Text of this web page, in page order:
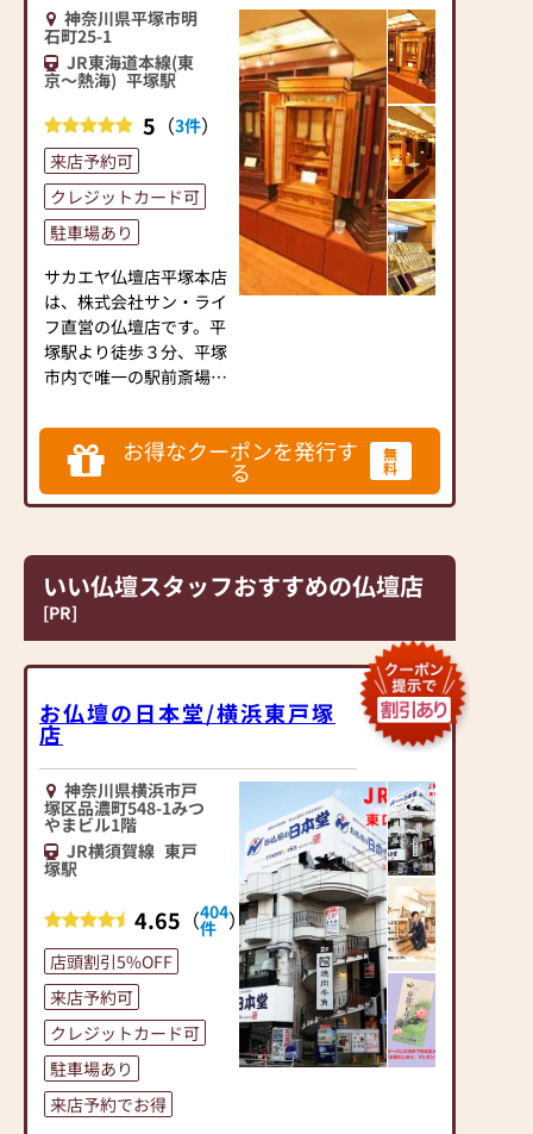
協同開発で、現代の住宅
にあったモダンなお仏壇
を作っています。他にも
と作り上げたお仏壇コレ
クションがあり、祈る人
と偲ぶ人をつなぐ新しい
カタチを提案します。
≪はせがわ店舗サービス
のご案内≫
●仏壇・仏具・お墓・相
続・遺品整理のご相談
●ご来店予約(ページ内
の「来店予約ボタン」か
●お電話(ご相談や商品
のご注文を承ります。お
電話時に「いい仏壇を見
た」とお伝えください)
スタッフがご相談や商品
ご購入のお手続きを致し
ます)
「仏壇や仏具をお探しで
したら、ぜひお仏壇のは
せがわにお越しくださ
い。当店は幅広い品揃え
とリーズナブルな価格で
お客様をお迎えしていま
す。
仏壇には様々な種類がご
ざいます。伝統的な木製
の仏壇やモダンなデザイ
ンの仏壇、またコンパク
トなサイズの仏壇など、
お客様のご要望に合わせ
て選ぶことができます。
仏壇の素材や彫刻、仏像
の種類も豊富にご用意し
ておりますので、心から
殿などの工芸品などがご
ざいます。仏像・具足も
100点以上取り揃えてあ
ります。
質感をぜひ実物大でお確
かめ下さい。
【修理】 無料見積承り
中！
安心・老舗の日本堂へお
任せください。
古くなったお仏壇も高い
技術で真心を込めてお手
入れいたします。
神奈川県平塚市明
石町25-1
JR東海道本線(東
京～熱海) 平塚駅
5 （3件）
来店予約可
クレジットカード可
駐車場あり
サカエヤ仏壇店平塚本店
は、株式会社サン・ライ
フ直営の仏壇店です。平
塚駅より徒歩３分、平塚
市内で唯一の駅前斎場
１・２階にございます。
確かな知識を持ったスタ
ッフが責任を持って対応
させていただきます。お
どの小物類のお買い物に
も、是非お気軽にご来店
くださいませ。
サカエヤでは、「できま
せんは申しません」をモ
ットーとし、常にお客様
の身近な存在であるよう
に心がけております。
①古いお仏壇、仏具のお
焚き上げにも対応。専門
のスタッフが引き取りに
②関東圏内お仏壇配達無
料。設置まで責任を持っ
て対応致します。
③お仏壇、お位牌はもち
ろん、遺品整理からハウ
スクリーニングまでどん
な事でもお見積り無料。
④すべてのお仏壇に基本
お得なクーポンを発行す
る
無
料
いい仏壇スタッフおすすめの仏壇店
[PR]
お仏壇の日本堂/横浜東戸塚
店
神奈川県横浜市戸
塚区品濃町548-1みつ
やまビル1階
JR横須賀線 東戸
塚駅
4.65 （404
件 ）
店頭割引5%OFF
来店予約可
クレジットカード可
駐車場あり
来店予約でお得